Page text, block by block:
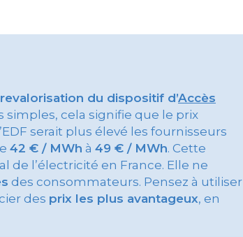
revalorisation du dispositif d’Accès
simples, cela signifie que le prix
serait plus élevé les fournisseurs
42 € / MWh à 49 € / MWh. Cette
l’électricité en France. Elle ne
des consommateurs. Pensez à utiliser
des prix les plus avantageux, en